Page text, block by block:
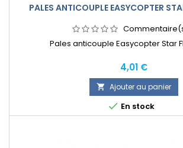
PALES ANTICOUPLE EASYCOPTER
Pales anticouple Easycopter Star
Prix
4,01 €
 Ajouter au panier
 En stock